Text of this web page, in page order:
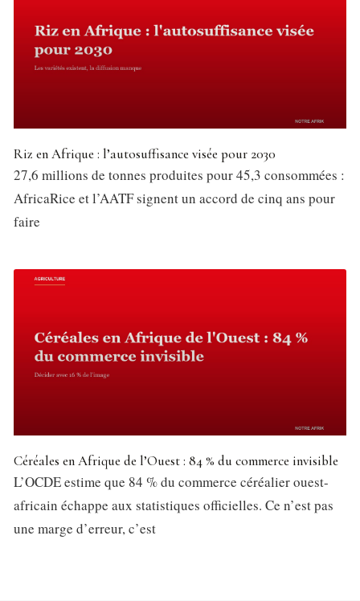
Riz en Afrique : l’autosuffisance visée pour 2030
27,6 millions de tonnes produites pour 45,3 consommées :
AfricaRice et l’AATF signent un accord de cinq ans pour
faire
Céréales en Afrique de l’Ouest : 84 % du commerce invisible
L’OCDE estime que 84 % du commerce céréalier ouest-
africain échappe aux statistiques officielles. Ce n’est pas
une marge d’erreur, c’est